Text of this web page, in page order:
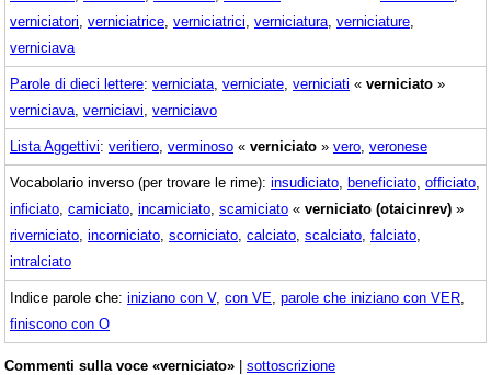
verniciatori verniciatrice verniciatrici verniciatura verniciature
verniciava
Parole di dieci lettere: verniciata verniciate verniciati « verniciato »
verniciava verniciavi verniciavo
Lista Aggettivi: veritiero verminoso « verniciato » vero veronese
Vocabolario inverso (per trovare le rime): insudiciato beneficiato officiato
inficiato camiciato incamiciato scamiciato « verniciato (otaicinrev) »
riverniciato incorniciato scorniciato calciato scalciato falciato
intralciato
Indice parole che: iniziano con V, con VE parole che iniziano con VER
finiscono con O
Commenti sulla voce «verniciato» | sottoscrizione